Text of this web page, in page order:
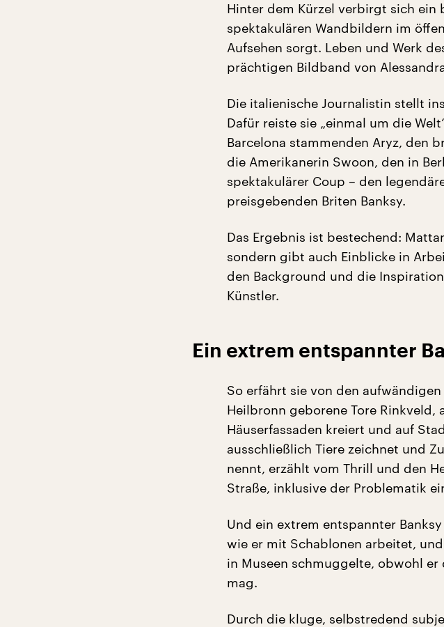
Hinter dem Kürzel verbirgt sich ein
spektakulären Wandbildern im
Aufsehen sorgt. Leben und Werk
prächtigen Bildband von
Die italienische Journalistin stellt
Dafür reiste sie „einmal um die
Barcelona stammenden Aryz, den
die Amerikanerin Swoon, den in
spektakulärer Coup – den
preisgebenden Briten Banksy.
Das Ergebnis ist bestechend:
sondern gibt auch Einblicke in
den Background und die
Künstler.
Ein extrem entspannter
So erfährt sie von den
Heilbronn geborene Tore Rinkveld,
Häuserfassaden kreiert und auf
ausschließlich Tiere zeichnet und
nennt, erzählt vom Thrill und den
Straße, inklusive der Problematik
Und ein extrem entspannter
wie er mit Schablonen arbeitet,
in Museen schmuggelte, obwohl
mag.
Durch die kluge, selbstredend